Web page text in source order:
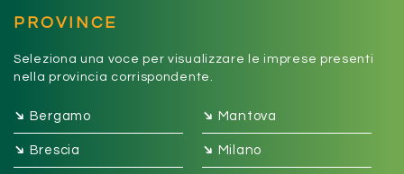
PROVINCE
Seleziona una voce per visualizzare le imprese presenti
nella provincia corrispondente.
➔ Bergamo ➔ Mantova
➔ Brescia ➔ Milano